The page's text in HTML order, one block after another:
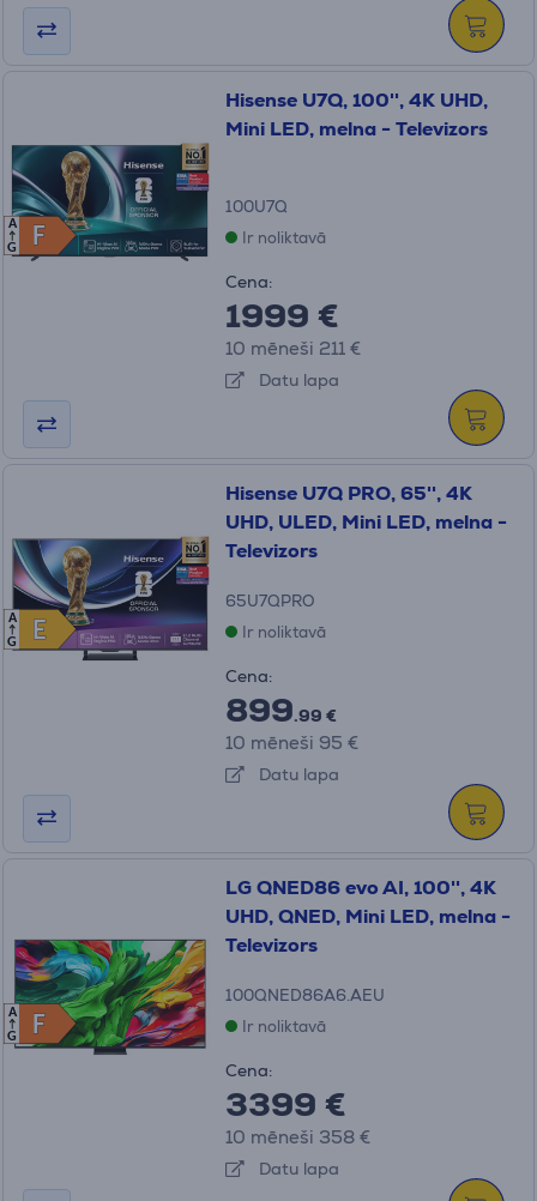
F
F
A
G
Hisense U7Q, 100'', 4K UHD,
Mini LED, melna - Televizors
100U7Q
Ir noliktavā
Cena:
1999 €
10 mēneši 211 €
Datu lapa
E
E
A
G
Hisense U7Q PRO, 65'', 4K
UHD, ULED, Mini LED, melna -
Televizors
65U7QPRO
Ir noliktavā
Cena:
899.99 €
10 mēneši 95 €
Datu lapa
F
F
A
G
LG QNED86 evo AI, 100'', 4K
UHD, QNED, Mini LED, melna -
Televizors
100QNED86A6.AEU
Ir noliktavā
Cena:
3399 €
10 mēneši 358 €
Datu lapa